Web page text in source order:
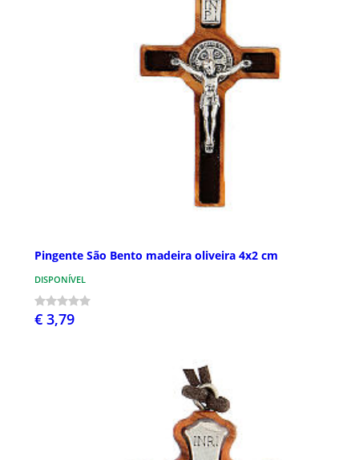
Pingente São Bento madeira oliveira 4x2 cm
DISPONÍVEL
€ 3,79